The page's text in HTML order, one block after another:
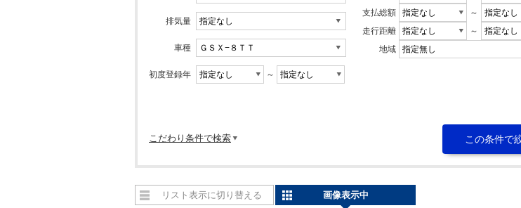
排気量
車種
初度登録年 ～
支払総額
～
走行距離
～
地域
こだわり条件で検索
リスト表示に切り替える 画像表示中